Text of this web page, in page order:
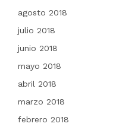
agosto 2018
julio 2018
junio 2018
mayo 2018
abril 2018
marzo 2018
febrero 2018